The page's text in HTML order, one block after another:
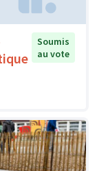
Soumis
au vote